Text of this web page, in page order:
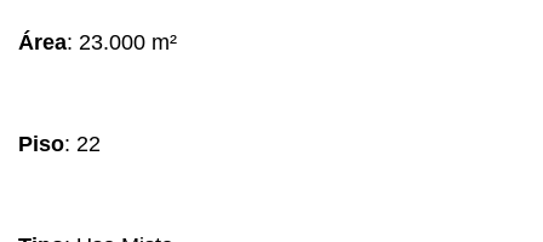
Área: 23.000 m²
Piso: 22